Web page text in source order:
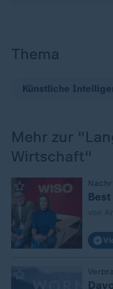
Thema
Künstliche
Mehr zur
Wirtschaft"